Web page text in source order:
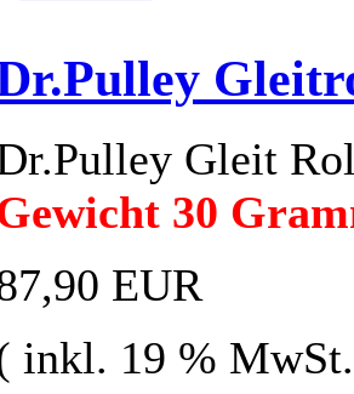
Gleit
30
EUR
inkl. 19 %